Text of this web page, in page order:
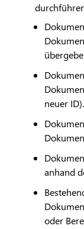
neuer ID).
anhand
oder